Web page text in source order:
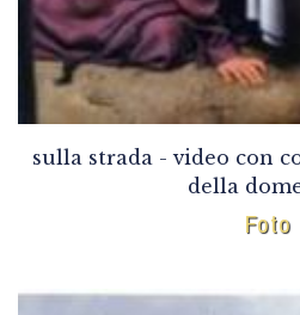
sulla strada - video con
della
Foto